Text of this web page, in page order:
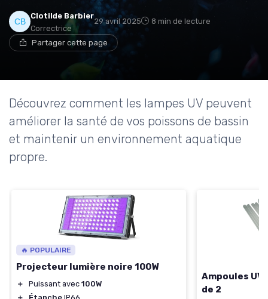
Clotilde Barbier
Correctrice
29 avril 2025 8 min de lecture
Partager cette page
Découvrez comment les lampes UV peuvent
améliorer la santé de vos poissons de bassin
et maintenir un environnement aquatique
propre.
🔥 POPULAIRE
Projecteur lumière noire 100W
＋ Puissant avec 100W
Ampoules
de 2